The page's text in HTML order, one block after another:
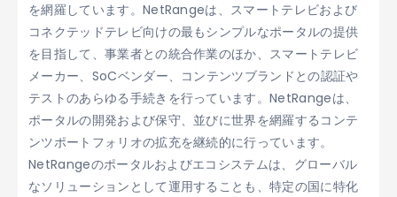
を網羅しています。NetRangeは、スマートテレビおよび
コネクテッドテレビ向けの最もシンプルなポータルの提供
を目指して、事業者との統合作業のほか、スマートテレビ
メーカー、SoCベンダー、コンテンツブランドとの認証や
テストのあらゆる手続きを行っています。NetRangeは、
ポータルの開発および保守、並びに世界を網羅するコンテ
ンツポートフォリオの拡充を継続的に行っています。
NetRangeのポータルおよびエコシステムは、グローバル
なソリューションとして運用することも、特定の国に特化